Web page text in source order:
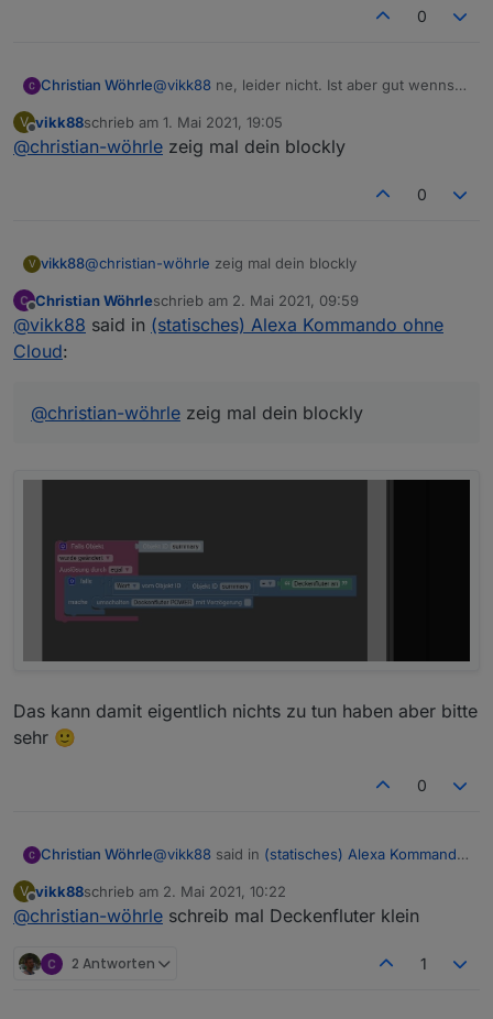
0
Christian Wöhrle@vikk88 ne, leider nicht. Ist aber gut wenns
warum es bei mir nicht klappt
V
Offline
vikk88schrieb am 1. Mai 2021, 19:05
zuletzt editiert von
@christian-wöhrle zeig mal dein blockly
0
V vikk88@christian-wöhrle zeig mal dein blockly
Offline
Christian Wöhrleschrieb am 2. Mai 2021, 09:59
zuletzt editiert von
@vikk88 said in (statisches) Alexa Kommando ohne
Cloud:
@christian-wöhrle zeig mal dein blockly
Das kann damit eigentlich nichts zu tun haben aber bitte
sehr 🙂
0
Christian Wöhrle@vikk88 said in (statisches) Alexa Kommando
@christian-wöhrlezeig mal dein blockly
V
Offline
vikk88schrieb am 2. Mai 2021, 10:22
zuletzt editiert von
@christian-wöhrle schreib mal Deckenfluter klein
2 Antworten 1